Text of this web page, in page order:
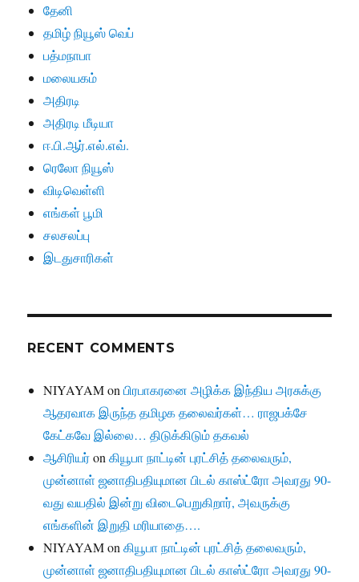
தேனி
தமிழ் நியூஸ் வெப்
பத்மநாபா
மலையகம்
அதிரடி
அதிரடி மீடியா
ஈ.பி.ஆர்.எல்.எவ்.
ரெலோ நியூஸ்
விடிவெள்ளி
எங்கள் பூமி
சலசலப்பு
இடதுசாரிகள்
RECENT COMMENTS
NIYAYAMonபிரபாகரனை அழிக்க இந்திய அரசுக்கு
ஆதரவாக இருந்த தமிழக தலைவர்கள்… ராஜபக்சே
கேட்கவே இல்லை… திடுக்கிடும் தகவல்
ஆசிரியர்onகியூபா நாட்டின் புரட்சித் தலைவரும்,
முன்னாள் ஜனாதிபதியுமான பிடல் காஸ்ட்ரோ அவரது 90-
வது வயதில் இன்று விடைபெறுகிறார், அவருக்கு
எங்களின் இறுதி மரியாதை….
NIYAYAMonகியூபா நாட்டின் புரட்சித் தலைவரும்,
முன்னாள் ஜனாதிபதியுமான பிடல் காஸ்ட்ரோ அவரது 90-